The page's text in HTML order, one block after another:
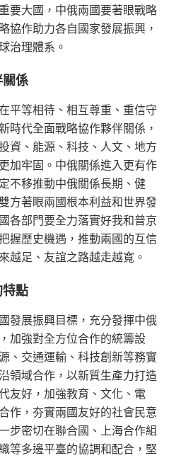
要大國，中俄兩國要著眼戰略
協作助力各自國家發展振興，
治理體系。
係
平等相待、相互尊重、重信守
時代全面戰略協作夥伴關係，
資、能源、科技、人文、地方
加牢固。中俄關係進入更有作
不移推動中俄關係長期、健
方著眼兩國根本利益和世界發
各部門要全力落實好我和普京
握歷史機遇，推動兩國的互信
越足、友誼之路越走越寬。
點
發展振興目標，充分發揮中俄
加強對全方位合作的統籌設
、交通運輸、科技創新等務實
領域合作，以新質生產力打造
友好，加強教育、文化、電
作，夯實兩國友好的社會民意
步密切在聯合國、上海合作組
等多邊平臺的協調和配合，堅